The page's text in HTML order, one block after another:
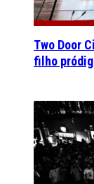
Two Door
filho